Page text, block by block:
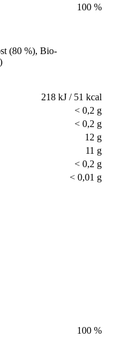
100 %
(80 %), Bio-
218 kJ / 51 kcal
< 0,2 g
< 0,2 g
12 g
11 g
< 0,2 g
< 0,01 g
100 %